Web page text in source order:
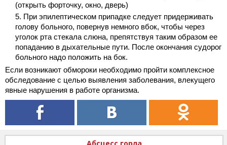
(открыть форточку, окно, дверь)
При эпилептическом припадке следует придерживать
голову больного, повернув немного вбок, чтобы через
уголок рта стекала слюна, препятствуя таким образом ее
попаданию в дыхательные пути. После окончания судорог
больного надо положить на бок.
Если возникают обмороки необходимо пройти комплексное
обследование с целью выявления заболевания, влекущего
явные нарушения в работе организма.